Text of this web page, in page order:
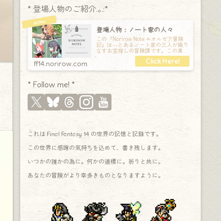
* 登場人物のご紹介.｡.:*
登場人物：ノート家の人々
この『Norirow Note エオルゼア冒険
記』は―とあるノート家の三人が織り
なすお宝探しの冒険譚です。この素敵
な Final Fantasy XIV の世界を旅しな
ff14.norirow.com
* Follow me! *
これは Final Fantasy 14 の世界の記憶と記録です。
この世界に感謝の気持ちを込めて、書き残します。
いつかの誰かの為に。何かの道標に。祈りと共に。
あなたの冒険がより幸多きものとなりますように。